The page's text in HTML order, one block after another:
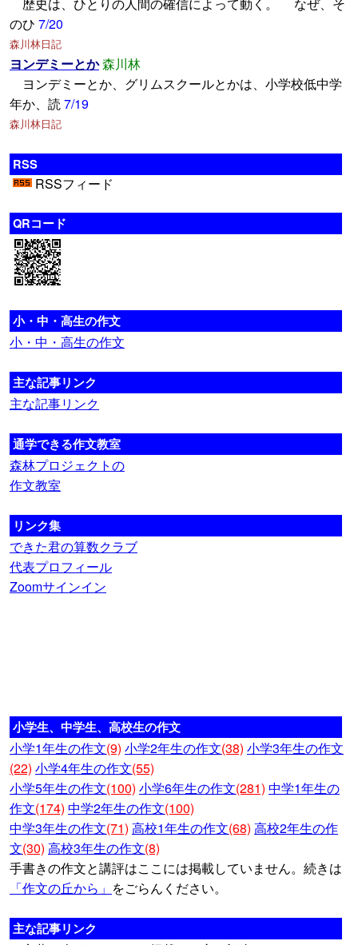
のひ 7/20
森川林日記
ヨンデミーとか森川林
ヨンデミーとか、グリムスクールとかは、小学校低中学
年か、読7/19
森川林日記
RSS
RSSフィード
QRコード
小・中・高生の作文
小・中・高生の作文
主な記事リンク
主な記事リンク
通学できる作文教室
森林プロジェクトの
作文教室
リンク集
できた君の算数クラブ
代表プロフィール
Zoomサインイン
小学生、中学生、高校生の作文
小学1年生の作文(9) 小学2年生の作文(38) 小学3年生の作文
(22) 小学4年生の作文(55)
小学5年生の作文(100) 小学6年生の作文(281) 中学1年生の
作文(174) 中学2年生の作文(100)
中学3年生の作文(71) 高校1年生の作文(68) 高校2年生の作
文(30) 高校3年生の作文(8)
手書きの作文と講評はここには掲載していません。続きは
「作文の丘から」 をごらんください。
主な記事リンク